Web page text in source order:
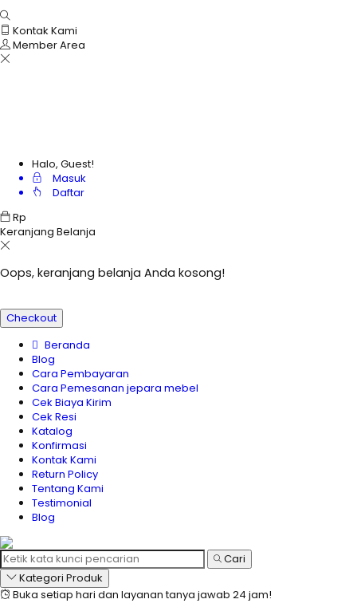
Kontak Kami
Member Area
Halo, Guest!
Masuk
Daftar
Rp
Keranjang Belanja
Oops, keranjang belanja Anda kosong!
Checkout
Beranda
Blog
Cara Pembayaran
Cara Pemesanan jepara mebel
Cek Biaya Kirim
Cek Resi
Katalog
Konfirmasi
Kontak Kami
Return Policy
Tentang Kami
Testimonial
Blog
Cari
Kategori Produk
Buka setiap hari dan layanan tanya jawab 24 jam!